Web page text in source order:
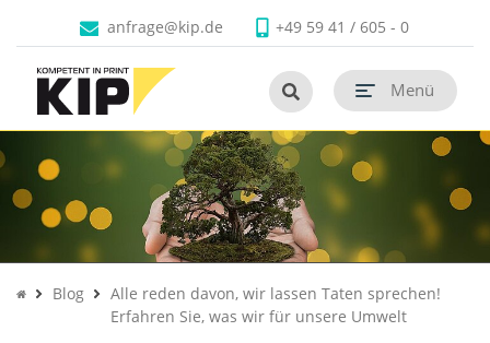
öffnen
öffnen
öffnen
öffnen
öffnen
Untermenü schließen
Faltschachteln
Untermenü
Untermenü
Untermenü
Untermenü schließen
Produkte
Untermenü
Untermenü
Untermenü
Untermenü schließen
Branchen
Untermenü schließen
Unternehmen
Untermenü schließen
Kontaktanfrage@kip.de +49 59 41 / 605 - 0
Menü
Blog
Alle reden davon, wir lassen Taten sprechen!
Erfahren Sie, was wir für unsere Umwelt